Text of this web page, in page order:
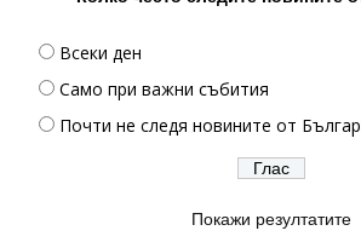
Всеки ден
Само при важни събития
Почти не следя новините от
Покажи резултатите